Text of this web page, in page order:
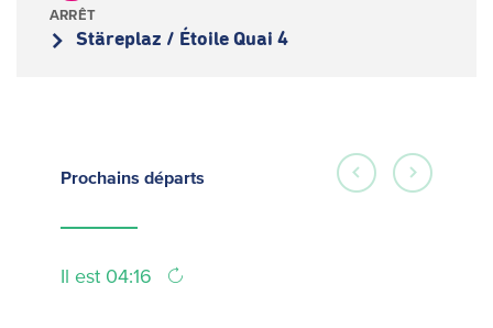
ARRÊT
Stäreplaz / Étoile Quai 4
Prochains départs
Il est 04:16